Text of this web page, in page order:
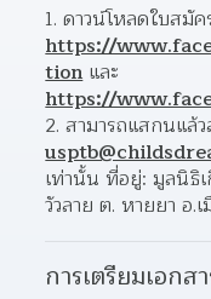
https://
tion
https://
เท่านั้น ที่อยู่: มูลนิธิ
วัวลาย ต. หายยา อ.
การเตรียมเอกส